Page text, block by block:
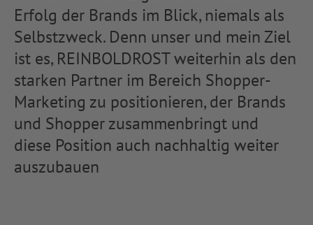
Erfolg der Brands im Blick, niemals als
Selbstzweck. Denn unser und mein Ziel
ist es, REINBOLDROST weiterhin als den
starken Partner im Bereich Shopper-
Marketing zu positionieren, der Brands
und Shopper zusammenbringt und
diese Position auch nachhaltig weiter
auszubauen